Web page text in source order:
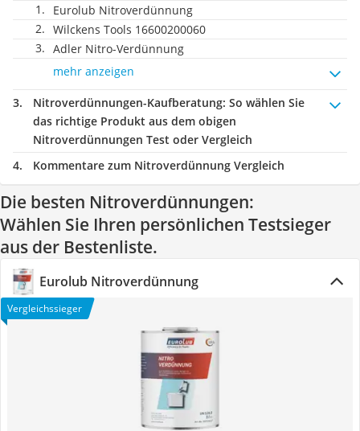
Eurolub Nitroverdünnung
Wilckens Tools 16600200060
Adler Nitro-Verdünnung
mehr anzeigen
Nitroverdünnungen-Kaufberatung: So wählen Sie
das richtige Produkt aus dem obigen
Nitroverdünnungen Test oder Vergleich
Kommentare zum Nitroverdünnung Vergleich
Die besten Nitroverdünnungen:
Wählen Sie Ihren persönlichen Testsieger
aus der Bestenliste.
Eurolub Nitroverdünnung
Vergleichssieger